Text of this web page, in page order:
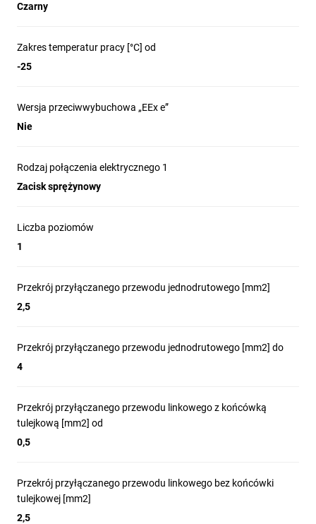
Czarny
Zakres temperatur pracy [°C] od
-25
Wersja przeciwwybuchowa „EEx e”
Nie
Rodzaj połączenia elektrycznego 1
Zacisk sprężynowy
Liczba poziomów
1
Przekrój przyłączanego przewodu jednodrutowego [mm2]
2,5
Przekrój przyłączanego przewodu jednodrutowego [mm2] do
4
Przekrój przyłączanego przewodu linkowego z końcówką
tulejkową [mm2] od
0,5
Przekrój przyłączanego przewodu linkowego bez końcówki
tulejkowej [mm2]
2,5